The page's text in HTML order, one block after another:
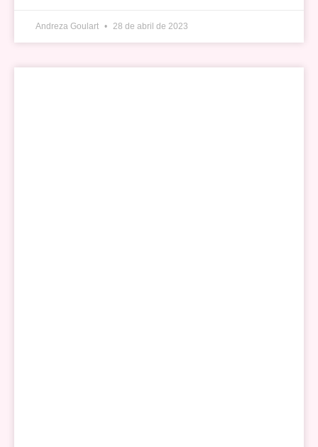
Andreza Goulart 28 de abril de 2023